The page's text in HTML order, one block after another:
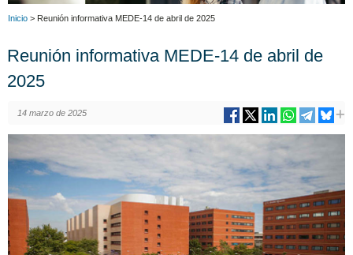
Inicio > Reunión informativa MEDE-14 de abril de 2025
Reunión informativa MEDE-14 de abril de
2025
14 marzo de 2025